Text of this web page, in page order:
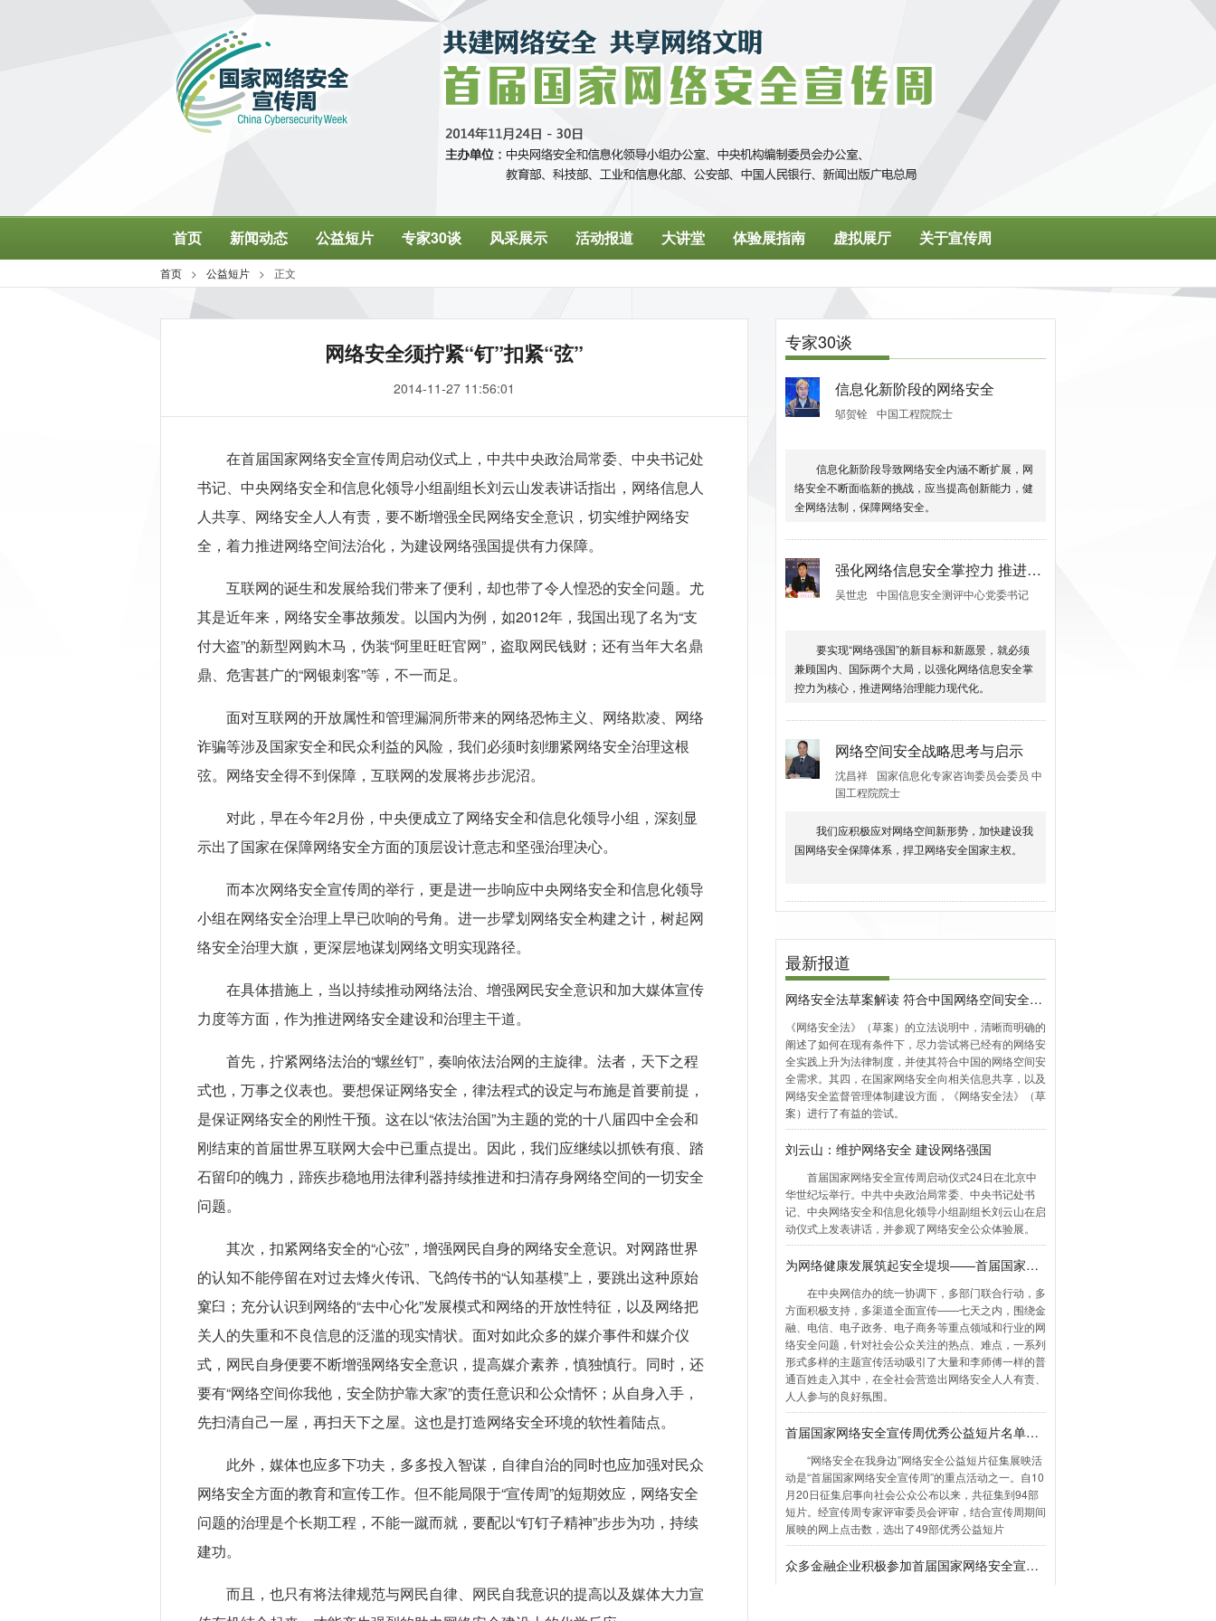
网络安全须拧紧“钉”扣紧“弦”
2014-11-27 11:56:01
在首届国家网络安全宣传周启动仪式上，中共中央政治局常委、中央书记处
书记、中央网络安全和信息化领导小组副组长刘云山发表讲话指出，网络信息人
人共享、网络安全人人有责，要不断增强全民网络安全意识，切实维护网络安
全，着力推进网络空间法治化，为建设网络强国提供有力保障。
互联网的诞生和发展给我们带来了便利，却也带了令人惶恐的安全问题。尤
其是近年来，网络安全事故频发。以国内为例，如2012年，我国出现了名为“支
付大盗”的新型网购木马，伪装“阿里旺旺官网”，盗取网民钱财；还有当年大名鼎
鼎、危害甚广的“网银刺客”等，不一而足。
面对互联网的开放属性和管理漏洞所带来的网络恐怖主义、网络欺凌、网络
诈骗等涉及国家安全和民众利益的风险，我们必须时刻绷紧网络安全治理这根
弦。网络安全得不到保障，互联网的发展将步步泥沼。
对此，早在今年2月份，中央便成立了网络安全和信息化领导小组，深刻显
示出了国家在保障网络安全方面的顶层设计意志和坚强治理决心。
而本次网络安全宣传周的举行，更是进一步响应中央网络安全和信息化领导
小组在网络安全治理上早已吹响的号角。进一步擘划网络安全构建之计，树起网
络安全治理大旗，更深层地谋划网络文明实现路径。
在具体措施上，当以持续推动网络法治、增强网民安全意识和加大媒体宣传
力度等方面，作为推进网络安全建设和治理主干道。
首先，拧紧网络法治的“螺丝钉”，奏响依法治网的主旋律。法者，天下之程
式也，万事之仪表也。要想保证网络安全，律法程式的设定与布施是首要前提，
是保证网络安全的刚性干预。这在以“依法治国”为主题的党的十八届四中全会和
刚结束的首届世界互联网大会中已重点提出。因此，我们应继续以抓铁有痕、踏
石留印的魄力，蹄疾步稳地用法律利器持续推进和扫清存身网络空间的一切安全
问题。
其次，扣紧网络安全的“心弦”，增强网民自身的网络安全意识。对网路世界
的认知不能停留在对过去烽火传讯、飞鸽传书的“认知基模”上，要跳出这种原始
窠臼；充分认识到网络的“去中心化”发展模式和网络的开放性特征，以及网络把
关人的失重和不良信息的泛滥的现实情状。面对如此众多的媒介事件和媒介仪
式，网民自身便要不断增强网络安全意识，提高媒介素养，慎独慎行。同时，还
要有“网络空间你我他，安全防护靠大家”的责任意识和公众情怀；从自身入手，
先扫清自己一屋，再扫天下之屋。这也是打造网络安全环境的软性着陆点。
此外，媒体也应多下功夫，多多投入智谋，自律自治的同时也应加强对民众
网络安全方面的教育和宣传工作。但不能局限于“宣传周”的短期效应，网络安全
问题的治理是个长期工程，不能一蹴而就，要配以“钉钉子精神”步步为功，持续
建功。
而且，也只有将法律规范与网民自律、网民自我意识的提高以及媒体大力宣